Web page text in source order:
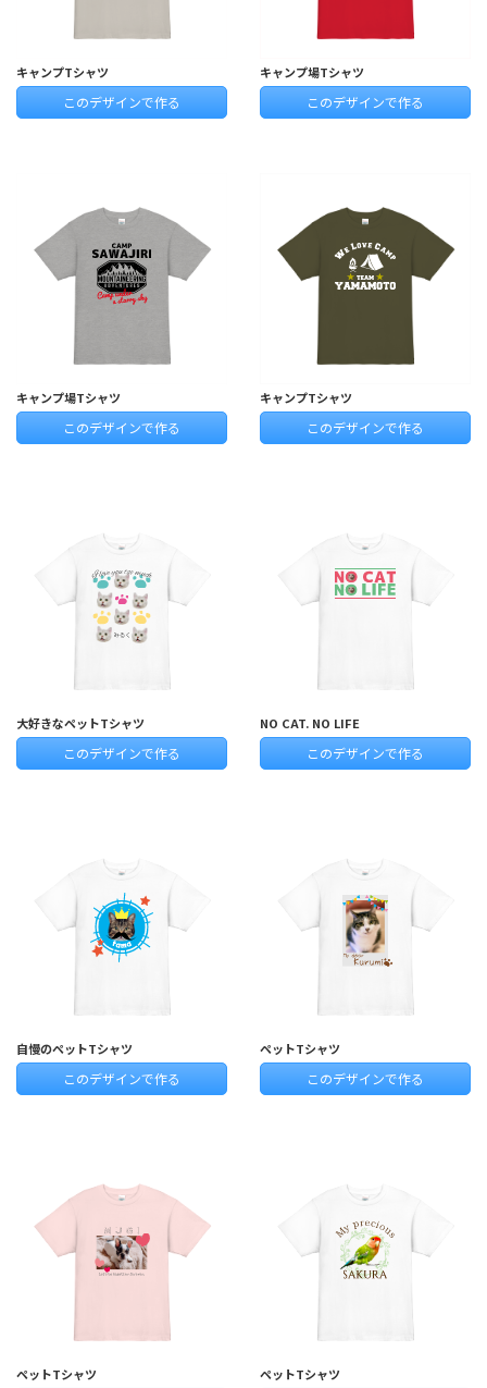
キャンプTシャツ
このデザインで作る
キャンプ場Tシャツ
このデザインで作る
キャンプ場Tシャツ
このデザインで作る
キャンプTシャツ
このデザインで作る
大好きなペットTシャツ
このデザインで作る
NO CAT. NO LIFE
このデザインで作る
自慢のペットTシャツ
このデザインで作る
ペットTシャツ
このデザインで作る
ペットTシャツ ペットTシャツ